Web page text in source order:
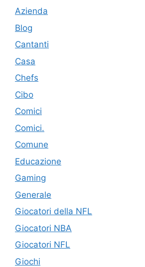
Azienda
Blog
Cantanti
Casa
Chefs
Cibo
Comici
Comici.
Comune
Educazione
Gaming
Generale
Giocatori della NFL
Giocatori NBA
Giocatori NFL
Giochi